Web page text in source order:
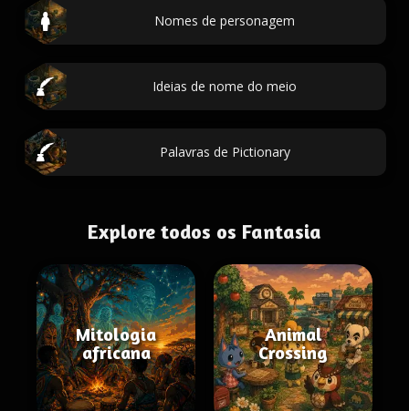
Nomes de personagem
Ideias de nome do meio
Palavras de Pictionary
Explore todos os Fantasia
Mitologia
africana
Animal
Crossing